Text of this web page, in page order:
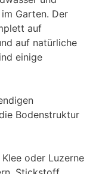
Garten. Der
auf
auf natürliche
einige
Bodenstruktur
oder Luzerne